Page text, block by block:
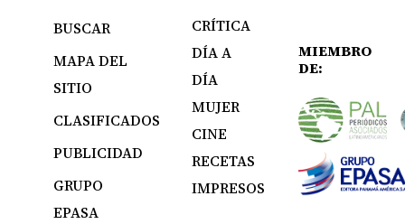
BUSCAR
MAPA DEL
SITIO
CLASIFICADOS
PUBLICIDAD
GRUPO
EPASA
CRÍTICA
DÍA A
DÍA
MUJER
CINE
RECETAS
IMPRESOS
MIEMBRO
DE: